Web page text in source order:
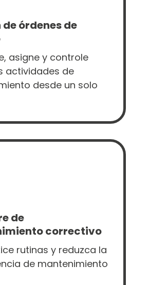
órdenes de
asigne y controle
actividades de
desde un solo
de
correctivo
rutinas y reduzca la
de mantenimiento